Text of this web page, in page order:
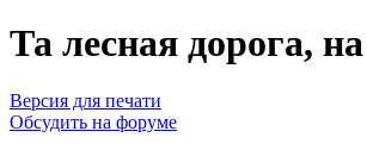
Та лесная дорога,
Версия для печати
Обсудить на форуме